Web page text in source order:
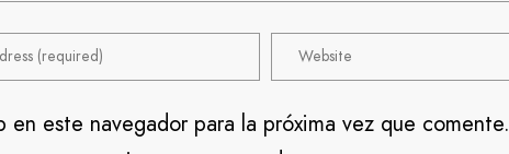
este navegador para la próxima vez que comente.